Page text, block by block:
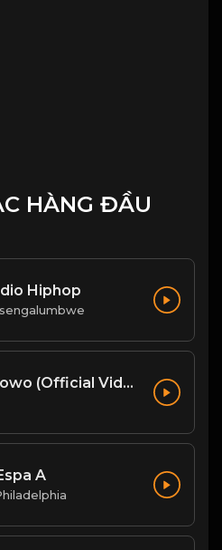
HÀNG ĐẦU
Hiphop
Davido - Jowo (Official Video)
A